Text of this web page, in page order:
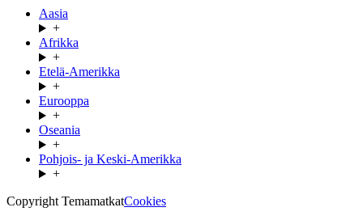
Aasia
+
Afrikka
+
Etelä-Amerikka
+
Eurooppa
+
Oseania
+
Pohjois- ja Keski-Amerikka
+
Copyright TemamatkatCookies